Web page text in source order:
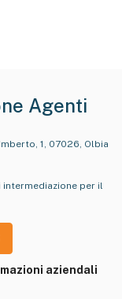
Agenti
intermediazione per il
aziendali